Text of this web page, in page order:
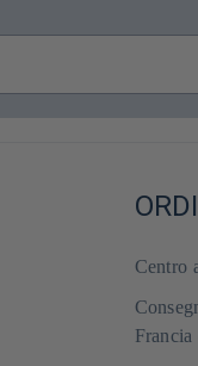
Centro